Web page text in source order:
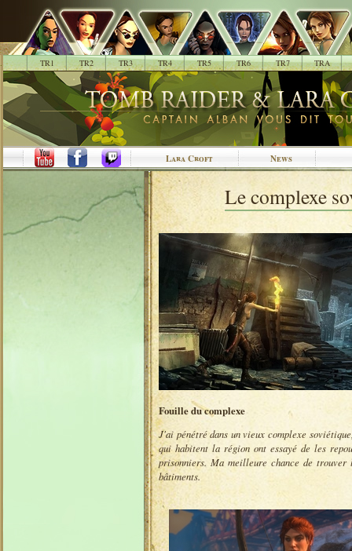
. TR1 TR2 TR3 TR4 TR5 TR6 TR7 TRA
Lara Croft News
Le complexe
Fouille du complexe
J'ai pénétré dans un vieux complexe
qui habitent la région ont essayé de les
prisonniers. Ma meilleure chance de trouver
bâtiments.